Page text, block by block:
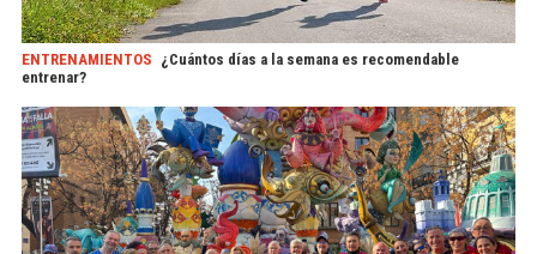
ENTRENAMIENTOS ¿Cuántos días a la semana es recomendable
entrenar?